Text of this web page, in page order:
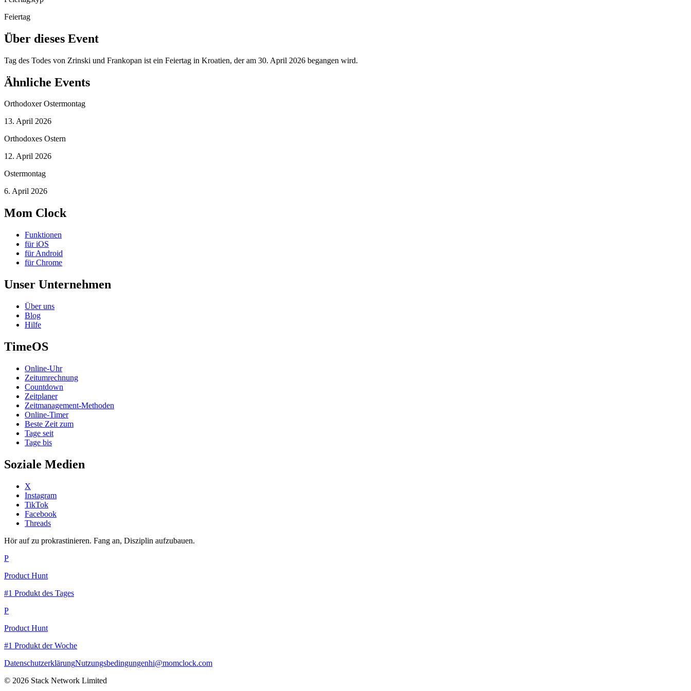
Feiertag
Über dieses Event
Tag des Todes von Zrinski und Frankopan ist ein Feiertag in Kroatien, der am 30. April 2026 begangen wird.
Ähnliche Events
Orthodoxer Ostermontag
13. April 2026
Orthodoxes Ostern
12. April 2026
Ostermontag
6. April 2026
Mom Clock
Funktionen
für iOS
für Android
für Chrome
Unser Unternehmen
Über uns
Blog
Hilfe
TimeOS
Online-Uhr
Zeitumrechnung
Countdown
Zeitplaner
Zeitmanagement-Methoden
Online-Timer
Beste Zeit zum
Tage seit
Tage bis
Soziale Medien
X
Instagram
TikTok
Facebook
Threads
Hör auf zu prokrastinieren. Fang an, Disziplin aufzubauen.
P
Product Hunt
#1 Produkt des Tages
P
Product Hunt
#1 Produkt der Woche
DatenschutzerklärungNutzungsbedingungenhi@momclock.com
© 2026 Stack Network Limited